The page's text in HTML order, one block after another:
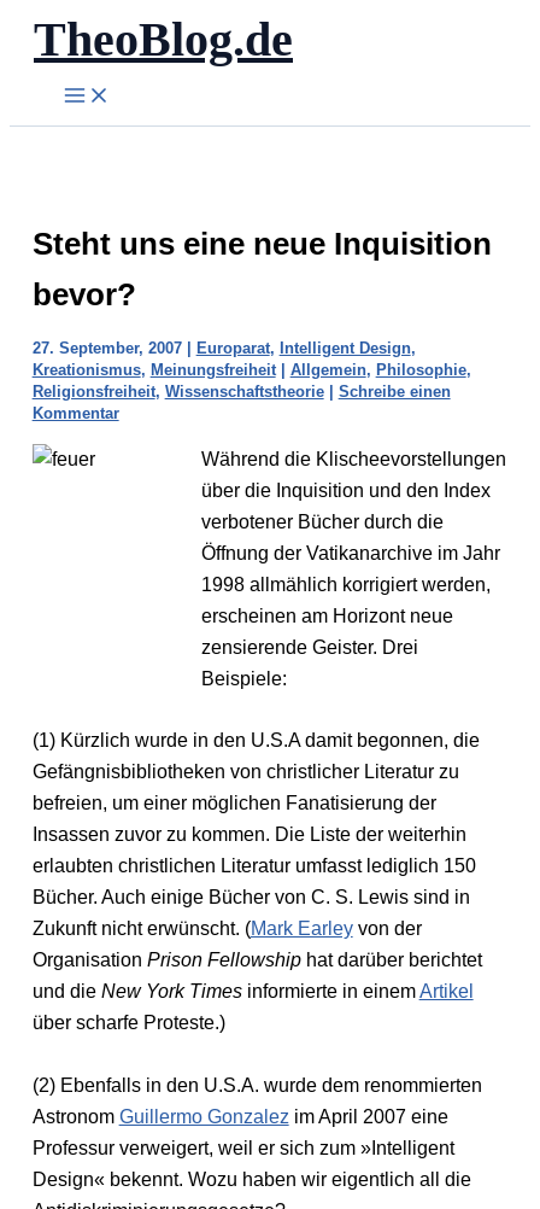
Zum
Inhalt
springen
TheoBlog.de
Steht uns eine neue Inquisition
bevor?
27. September, 2007 | Europarat, Intelligent Design,
Kreationismus, Meinungsfreiheit| Allgemein, Philosophie,
Religionsfreiheit, Wissenschaftstheorie| Schreibe einen
Kommentar
Während die Klischeevorstellungen
über die Inquisition und den Index
verbotener Bücher durch die
Öffnung der Vatikanarchive im Jahr
1998 allmählich korrigiert werden,
erscheinen am Horizont neue
zensierende Geister. Drei
Beispiele:
(1) Kürzlich wurde in den U.S.A damit begonnen, die
Gefängnisbibliotheken von christlicher Literatur zu
befreien, um einer möglichen Fanatisierung der
Insassen zuvor zu kommen. Die Liste der weiterhin
erlaubten christlichen Literatur umfasst lediglich 150
Bücher. Auch einige Bücher von C. S. Lewis sind in
Zukunft nicht erwünscht. (Mark Earleyvon der
Organisation Prison Fellowshiphat darüber berichtet
und die New York Timesinformierte in einemArtikel
über scharfe Proteste.)
(2) Ebenfalls in den U.S.A. wurde dem renommierten
Astronom Guillermo Gonzalez im April 2007 eine
Professur verweigert, weil er sich zum »Intelligent
Design« bekennt. Wozu haben wir eigentlich all die